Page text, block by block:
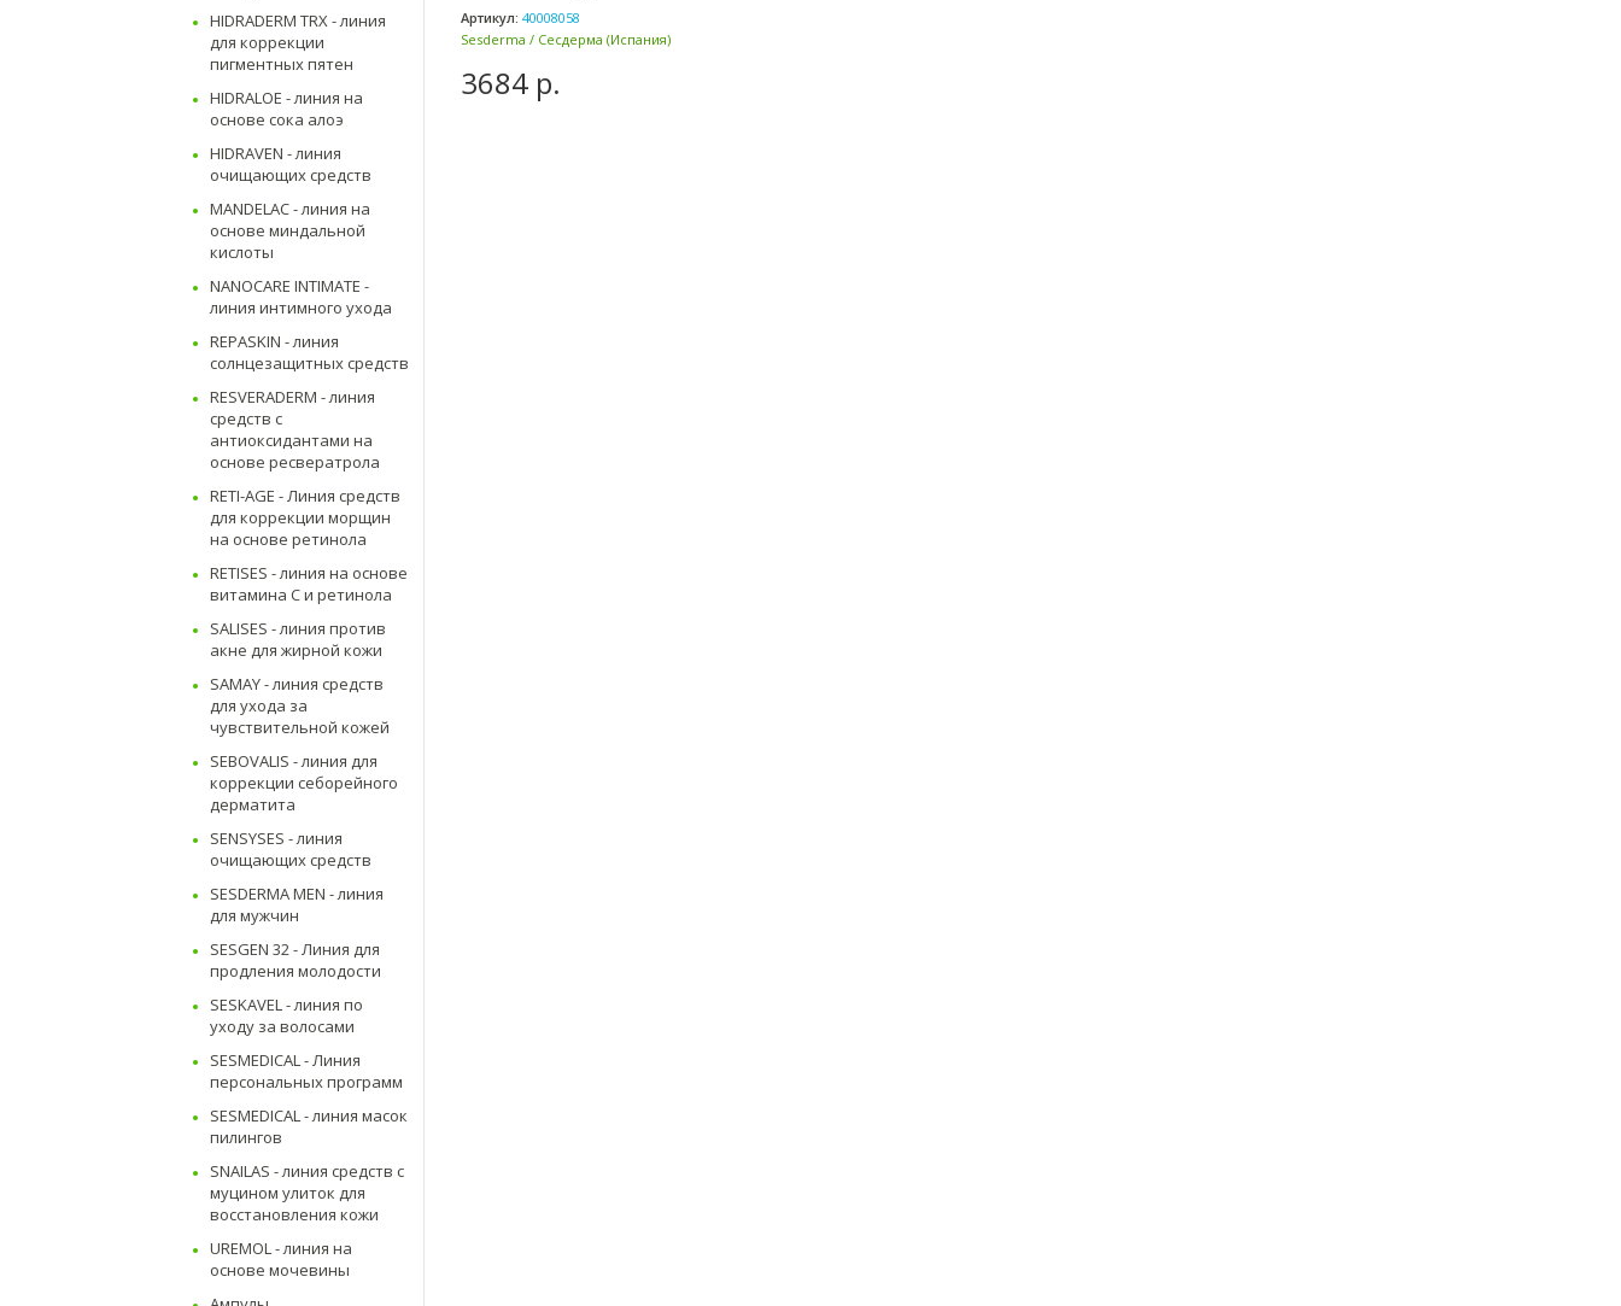
HIDRADERM TRX - линия
для коррекции
пигментных пятен
HIDRALOE - линия на
основе сока алоэ
HIDRAVEN - линия
очищающих средств
MANDELAC - линия на
основе миндальной
кислоты
NANOCARE INTIMATE -
линия интимного ухода
REPASKIN - линия
солнцезащитных средств
RESVERADERM - линия
средств с
антиоксидантами на
основе ресвератрола
RETI-AGE - Линия средств
для коррекции морщин
на основе ретинола
RETISES - линия на основе
витамина С и ретинола
SALISES - линия против
акне для жирной кожи
SAMAY - линия средств
для ухода за
чувствительной кожей
SEBOVALIS - линия для
коррекции себорейного
дерматита
SENSYSES - линия
очищающих средств
SESDERMA MEN - линия
для мужчин
SESGEN 32 - Линия для
продления молодости
SESKAVEL - линия по
уходу за волосами
SESMEDICAL - Линия
персональных программ
SESMEDICAL - линия масок
пилингов
SNAILAS - линия средств с
муцином улиток для
восстановления кожи
UREMOL - линия на
основе мочевины
Артикул: 40008058
Sesderma / Сесдерма (Испания)
3684 р.